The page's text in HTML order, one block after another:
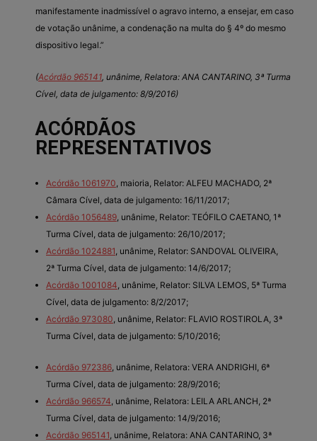
manifestamente inadmissível o agravo interno, a ensejar, em caso
de votação unânime, a condenação na multa do § 4º do mesmo
dispositivo legal.”
(Acórdão 965141 , unânime, Relatora: ANA CANTARINO, 3ª Turma
Cível, data de julgamento: 8/9/2016)
ACÓRDÃOS
REPRESENTATIVOS
Acórdão 1061970 , maioria, Relator: ALFEU MACHADO, 2ª
Câmara Cível, data de julgamento: 16/11/2017;
Acórdão 1056489 , unânime, Relator: TEÓFILO CAETANO, 1ª
Turma Cível, data de julgamento: 26/10/2017;
Acórdão 1024881 , unânime, Relator: SANDOVAL OLIVEIRA,
2ª Turma Cível, data de julgamento: 14/6/2017;
Acórdão 1001084 , unânime, Relator: SILVA LEMOS, 5ª Turma
Cível, data de julgamento: 8/2/2017;
Acórdão 973080 , unânime, Relator: FLAVIO ROSTIROLA, 3ª
Turma Cível, data de julgamento: 5/10/2016;
Acórdão 972386 , unânime, Relatora: VERA ANDRIGHI, 6ª
Turma Cível, data de julgamento: 28/9/2016;
Acórdão 966574 , unânime, Relatora: LEILA ARLANCH, 2ª
Turma Cível, data de julgamento: 14/9/2016;
Acórdão 965141 , unânime, Relatora: ANA CANTARINO, 3ª